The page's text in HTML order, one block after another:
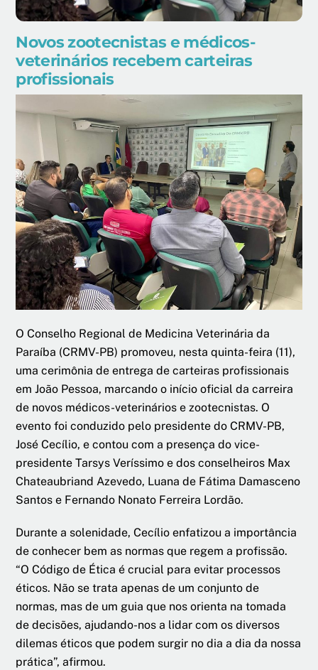
Novos zootecnistas e médicos-
veterinários recebem carteiras
profissionais
O Conselho Regional de Medicina Veterinária da
Paraíba (CRMV-PB) promoveu, nesta quinta-feira (11),
uma cerimônia de entrega de carteiras profissionais
em João Pessoa, marcando o início oficial da carreira
de novos médicos-veterinários e zootecnistas. O
evento foi conduzido pelo presidente do CRMV-PB,
José Cecílio, e contou com a presença do vice-
presidente Tarsys Veríssimo e dos conselheiros Max
Chateaubriand Azevedo, Luana de Fátima Damasceno
Santos e Fernando Nonato Ferreira Lordão.
Durante a solenidade, Cecílio enfatizou a importância
de conhecer bem as normas que regem a profissão.
“O Código de Ética é crucial para evitar processos
éticos. Não se trata apenas de um conjunto de
normas, mas de um guia que nos orienta na tomada
de decisões, ajudando-nos a lidar com os diversos
dilemas éticos que podem surgir no dia a dia da nossa
prática”, afirmou.